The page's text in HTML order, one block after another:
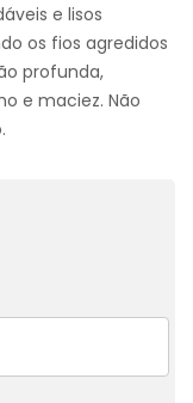
e lisos
os fios agredidos
profunda,
e maciez. Não